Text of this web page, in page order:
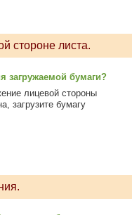
стороне листа.
загружаемой бумаги?
лицевой стороны
загрузите бумагу